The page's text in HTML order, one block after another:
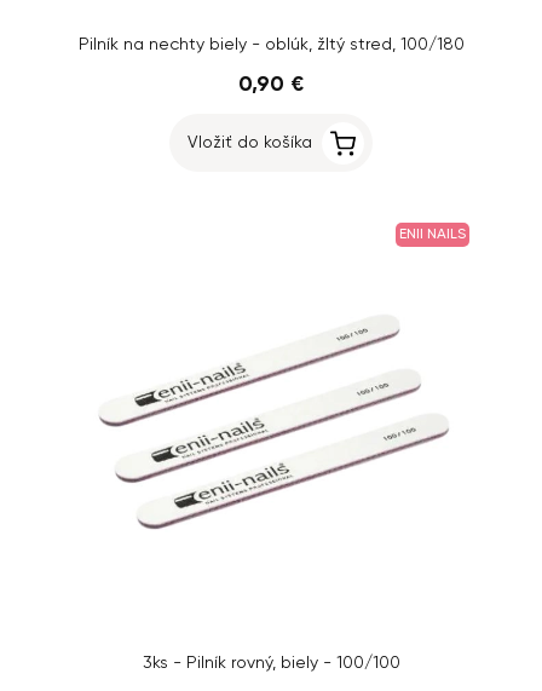
Pilník na nechty biely - oblúk, žltý stred, 100/180
0,90 €
Vložiť do košíka
ENII NAILS
3ks - Pilník rovný, biely - 100/100